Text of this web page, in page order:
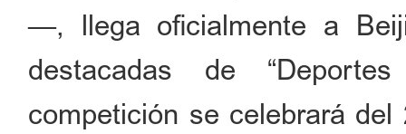
—, llega oficialmente a
destacadas de
competición se celebrará